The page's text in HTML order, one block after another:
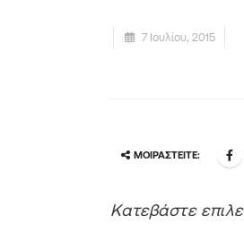
7 Ιουλίου, 2015
ΜΟΙΡΑΣΤΕΊΤΕ:
Κατεβάστε